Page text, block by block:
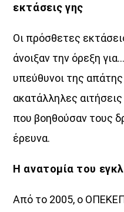
εκτάσεις γης
Οι πρόσθετες
άνοιξαν την όρεξη
υπεύθυνοι της απάτης
ακατάλληλες
που βοηθούσαν τους
έρευνα.
Η ανατοµία του
Από το 2005, ο